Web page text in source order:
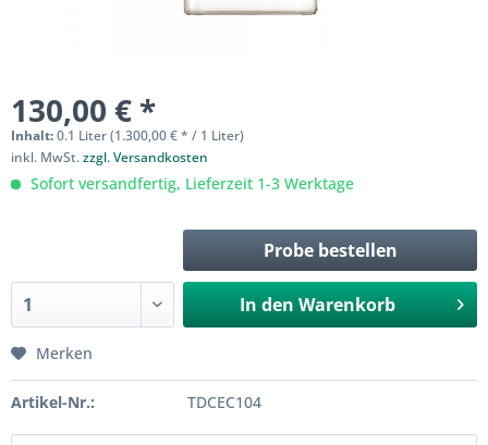
130,00 € *
Inhalt:0.1 Liter (1.300,00 € * / 1 Liter)
inkl. MwSt.zzgl. Versandkosten
Sofort versandfertig, Lieferzeit 1-3 Werktage
Probe bestellen
In den Warenkorb
Merken
Artikel-Nr.: TDCEC104